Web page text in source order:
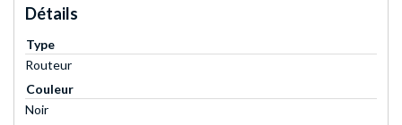
Détails
Type
Routeur
Couleur
Noir